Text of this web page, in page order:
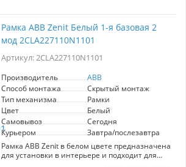
гармонично впишется в любой интерьер,
подчеркивая его элегантность. Рамка
совместима с широким ассортиментом
модулей ABB, что дает возможность
рамку ABB Zenit, вы получаете надежный
и эстетическое удовольствие.
Рамка ABB Zenit Белый 1-я базовая 2
мод 2CLA227110N1101
Артикул: 2CLA227110N1101
Производитель
ABB
Способ монтажа
Скрытый монтаж
Тип механизма
Рамки
Цвет
Белый
Самовывоз
Сегодня
Курьером
Завтра/послезавтра
Рамка ABB Zenit в белом цвете предназначена
для установки в интерьере и подходит для